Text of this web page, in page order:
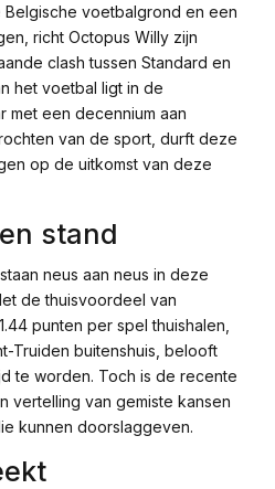
voetbalgrond en een
richt Octopus Willy zijn
clash tussen Standard en
het voetbal ligt in de
met een decennium aan
van de sport, durft deze
op de uitkomst van deze
stand
neus aan neus in deze
de thuisvoordeel van
punten per spel thuishalen,
Truiden buitenshuis, belooft
te worden. Toch is de recente
vertelling van gemiste kansen
kunnen doorslaggeven.